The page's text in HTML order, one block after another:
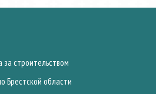
строительством
Брестской области